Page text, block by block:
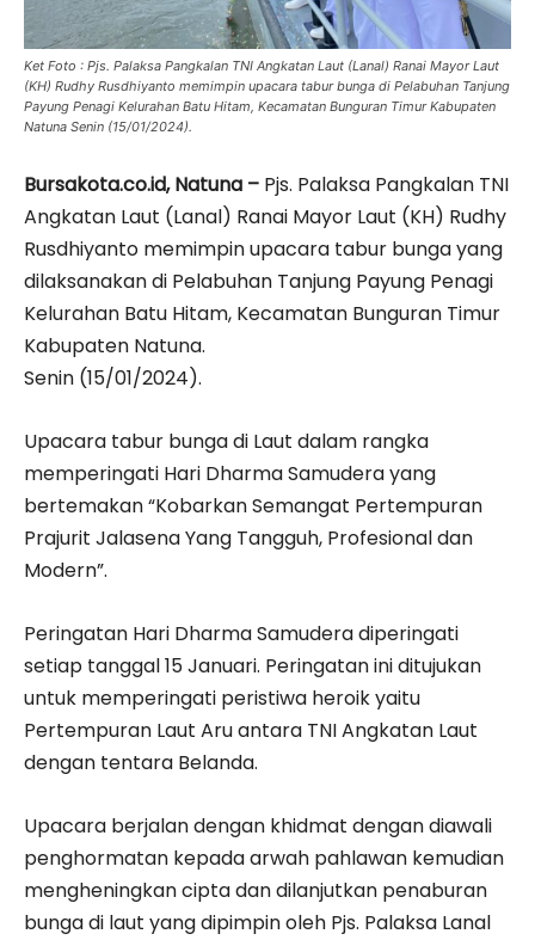
Ket Foto : Pjs. Palaksa Pangkalan TNI Angkatan Laut (Lanal) Ranai Mayor Laut
(KH) Rudhy Rusdhiyanto memimpin upacara tabur bunga di Pelabuhan Tanjung
Payung Penagi Kelurahan Batu Hitam, Kecamatan Bunguran Timur Kabupaten
Natuna Senin (15/01/2024).
Bursakota.co.id, Natuna – Pjs. Palaksa Pangkalan TNI
Angkatan Laut (Lanal) Ranai Mayor Laut (KH) Rudhy
Rusdhiyanto memimpin upacara tabur bunga yang
dilaksanakan di Pelabuhan Tanjung Payung Penagi
Kelurahan Batu Hitam, Kecamatan Bunguran Timur
Kabupaten Natuna.
Senin (15/01/2024).
Upacara tabur bunga di Laut dalam rangka
memperingati Hari Dharma Samudera yang
bertemakan “Kobarkan Semangat Pertempuran
Prajurit Jalasena Yang Tangguh, Profesional dan
Modern”.
Peringatan Hari Dharma Samudera diperingati
setiap tanggal 15 Januari. Peringatan ini ditujukan
untuk memperingati peristiwa heroik yaitu
Pertempuran Laut Aru antara TNI Angkatan Laut
dengan tentara Belanda.
Upacara berjalan dengan khidmat dengan diawali
penghormatan kepada arwah pahlawan kemudian
mengheningkan cipta dan dilanjutkan penaburan
bunga di laut yang dipimpin oleh Pjs. Palaksa Lanal